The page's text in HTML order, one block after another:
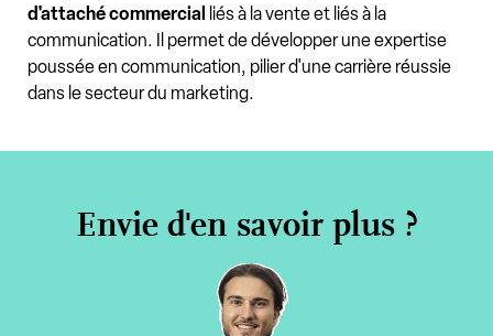
d'attaché commercial
liés à la vente et liés à la
communication. Il permet de développer une expertise
poussée en communication, pilier d'une carrière réussie
dans le secteur du marketing.
Envie d'en savoir plus ?